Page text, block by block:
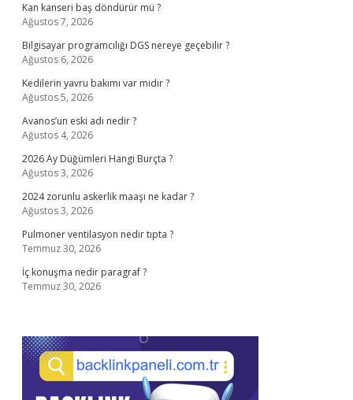
Kan kanseri baş döndürür mü ?
Ağustos 7, 2026
Bilgisayar programcılığı DGS nereye geçebilir ?
Ağustos 6, 2026
Kedilerin yavru bakımı var mıdır ?
Ağustos 5, 2026
Avanos’un eski adı nedir ?
Ağustos 4, 2026
2026 Ay Düğümleri Hangi Burçta ?
Ağustos 3, 2026
2024 zorunlu askerlik maaşı ne kadar ?
Ağustos 3, 2026
Pulmoner ventilasyon nedir tıpta ?
Temmuz 30, 2026
İç konuşma nedir paragraf ?
Temmuz 30, 2026